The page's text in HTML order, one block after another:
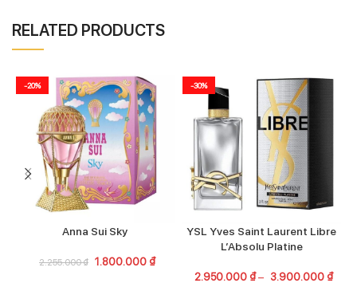
RELATED PRODUCTS
-20%
Anna Sui Sky
2.255.000₫ 1.800.000 ₫
-30%
YSL Yves Saint Laurent Libre
L’Absolu Platine
2.950.000 ₫– 3.900.000 ₫